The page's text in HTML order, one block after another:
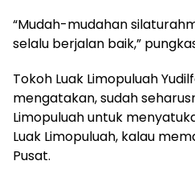
“Mudah-mudahan
selalu berjalan baik,”
Tokoh Luak Limopuluah
mengatakan, sudah
Limopuluah untuk
Luak Limopuluah, kalau
Pusat.